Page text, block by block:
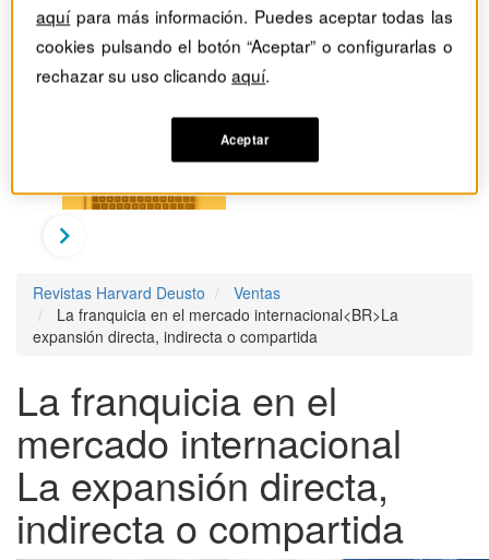
Revistas Harvard Deusto
Ventas
La franquicia en el mercado internacional<BR>La
expansión directa, indirecta o compartida
La franquicia en el
mercado internacional
La expansión directa,
indirecta o compartida
aquípara más información. Puedes aceptar todas las
cookies pulsando el botón “Aceptar” o configurarlas o
rechazar su uso clicandoaquí.
Aceptar